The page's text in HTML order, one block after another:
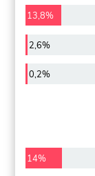
13,8%
2,6%
0,2%
14%